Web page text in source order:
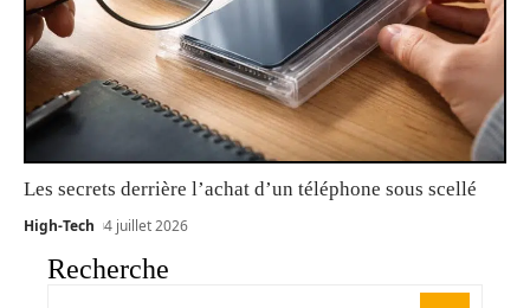
Les secrets derrière l’achat d’un téléphone sous scellé
High-Tech 4 juillet 2026
Recherche